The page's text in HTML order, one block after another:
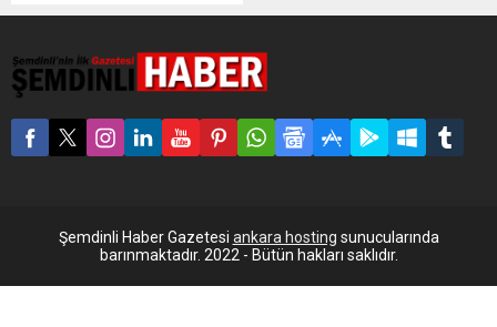
Şırnak Milletvekili Ferhat
Encü, Şırnak’ın Beytüşşebap
ilçesinde 26 Eylül’de
yaşanan çatışmalar
esnasında bir ambulans
paylaşımda bulunmasının
ardından Beytüşşebap
Şemdinli Haber Gazetesi ankara hosting sunucularında
barınmaktadır. 2022 - Bütün hakları saklıdır.